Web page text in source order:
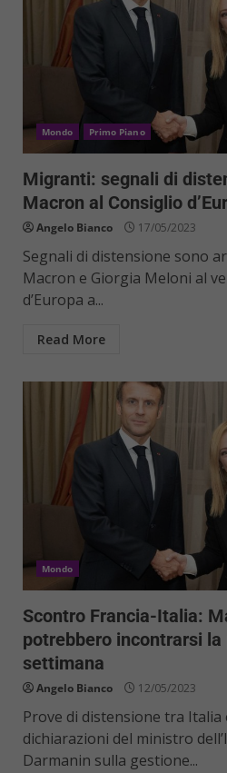
Mondo Primo Piano
Migranti: segnali di
Macron al Consiglio
Angelo Bianco 17/05/2023
Segnali di distensione sono
Macron e Giorgia Meloni al
d’Europa a...
Read More
Mondo
Scontro Francia-Italia:
potrebbero incontrarsi la
settimana
Angelo Bianco 12/05/2023
Prove di distensione tra Italia
dichiarazioni del ministro
Darmanin sulla gestione...